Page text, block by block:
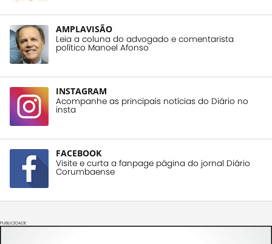
AMPLAVISÃO
Leia a coluna do advogado e comentarista
político Manoel Afonso
INSTAGRAM
Acompanhe as principais notícias do Diário no
insta
FACEBOOK
Visite e curta a fanpage página do jornal Diário
Corumbaense
PUBLICIDADE